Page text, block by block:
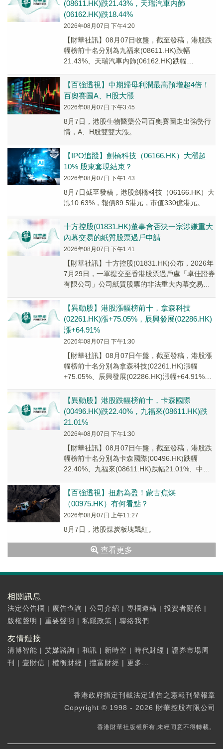
(08611.HK)跌21.43%，天瑞汽車内飾
(06162.HK)跌18.44%
2026年08月07日 下午4:20
【財華社訊】08月07日收盤，截至發稿，港股跌
幅榜前十名分別為九福來(08611.HK)跌幅
21.43%、天瑞汽車内飾(06162.HK)跌幅
【百強透視】中期歸母利潤最高預增超4倍！
百奧賽圖A、H股大漲
2026年08月07日 下午3:45
8月7日，港股生物醫藥公司百奧賽圖走出強勢行
情，A、H股雙雙大漲。
【IPO追蹤】劍橋科技（06166.HK）大漲超
10% 股東套現結束？
2026年08月07日 下午1:43
8月7日截至發稿，港股劍橋科技（06166.HK）大
漲10.63%，報價89.5港元，市值330億港元。
十方控股(01831.HK)董事會否決一宗涉嫌重大
內幕交易的紙質股票過戶申請
2026年08月07日 下午1:41
【財華社訊】十方控股(01831.HK)公布，2026年
7月29日，一單提交至香港股票過戶處「卓佳證券
有限公司」公司紙質股票的非法重大內幕交易經
【異動股】港股漲幅榜前十，拿森科技
(02261.HK)漲+75.05%，辰興發展(02286.HK)
漲+64.91%
2026年08月07日 下午1:30
【財華社訊】08月07日午盤，截至發稿，港股漲
幅榜前十名分別為拿森科技(02261.HK)漲幅
+75.05%、辰興發展(02286.HK)漲幅+64.91%、
【異動股】港股跌幅榜前十，卡森國際
(00496.HK)跌22.40%，九福來(08611.HK)跌
21.01%
2026年08月07日 下午1:30
【財華社訊】08月07日午盤，截至發稿，港股跌
幅榜前十名分別為卡森國際(00496.HK)跌幅
22.40%、九福來(08611.HK)跌幅21.01%、中國
【百強透視】扭虧為盈！蒙古焦煤
（00975.HK）有何看點？
2026年08月07日 上午11:27
8月7日，港股煤炭板塊飄紅。
查看更多
相關訊息
法定公告欄 | 廣告查詢 | 公司介紹 | 專欄邀稿 | 投資者關係 |
版權聲明 | 重要聲明 | 私隱政策 | 聯絡我們
友情鏈接
清博智能 | 艾媒諮詢 | 和訊 | 新時空 | 時代財經 | 證券市場周
刊
| 壹財信 | 權衡財經 | 攬富財經 | 更多...
香港政府指定刊載法定通告之憲報刊登報章
Copyright © 1998 - 2026 財華控股有限公司
香港財華社版權所有,未經同意不得轉載。